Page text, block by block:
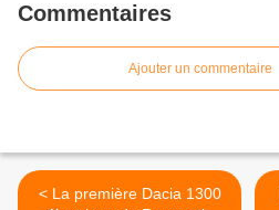
Commentaires
Ajouter un commentaire
< La première Dacia 1300